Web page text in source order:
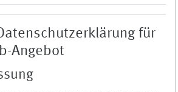
für
Angebot